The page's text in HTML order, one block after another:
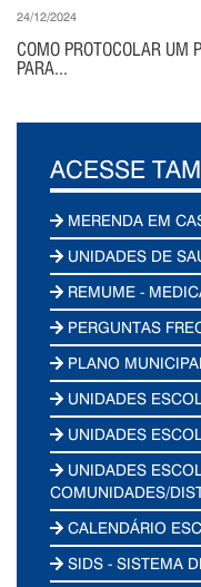
24/12/2024
COMO PROTOCOLAR UM
PARA...
ACESSE
MERENDA EM
UNIDADES DE
REMUME -
PERGUNTAS
PLANO
UNIDADES
UNIDADES
UNIDADES
COMUNIDADES/
CALENDÁRIO
SIDS - SISTEMA